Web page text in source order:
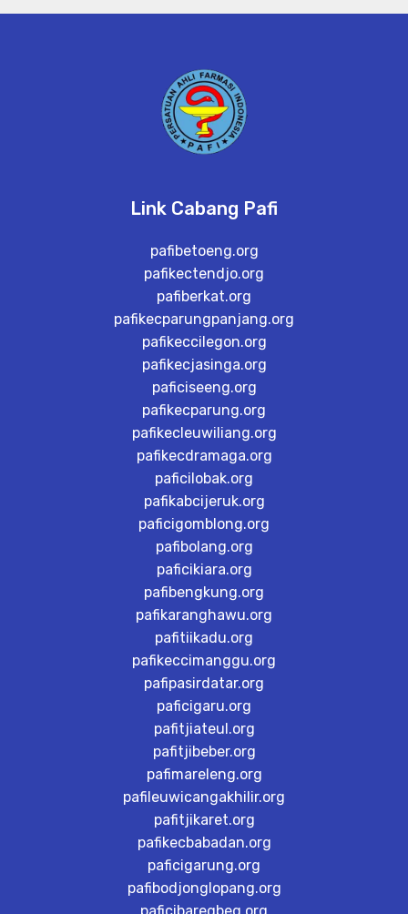
Link Cabang Pafi
pafibetoeng.org
pafikectendjo.org
pafiberkat.org
pafikecparungpanjang.org
pafikeccilegon.org
pafikecjasinga.org
paficiseeng.org
pafikecparung.org
pafikecleuwiliang.org
pafikecdramaga.org
paficilobak.org
pafikabcijeruk.org
paficigomblong.org
pafibolang.org
paficikiara.org
pafibengkung.org
pafikaranghawu.org
pafitiikadu.org
pafikeccimanggu.org
pafipasirdatar.org
paficigaru.org
pafitjiateul.org
pafitjibeber.org
pafimareleng.org
pafileuwicangakhilir.org
pafitjikaret.org
pafikecbabadan.org
paficigarung.org
pafibodjonglopang.org